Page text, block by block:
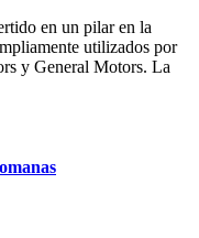
utilizados por
y General Motors. La